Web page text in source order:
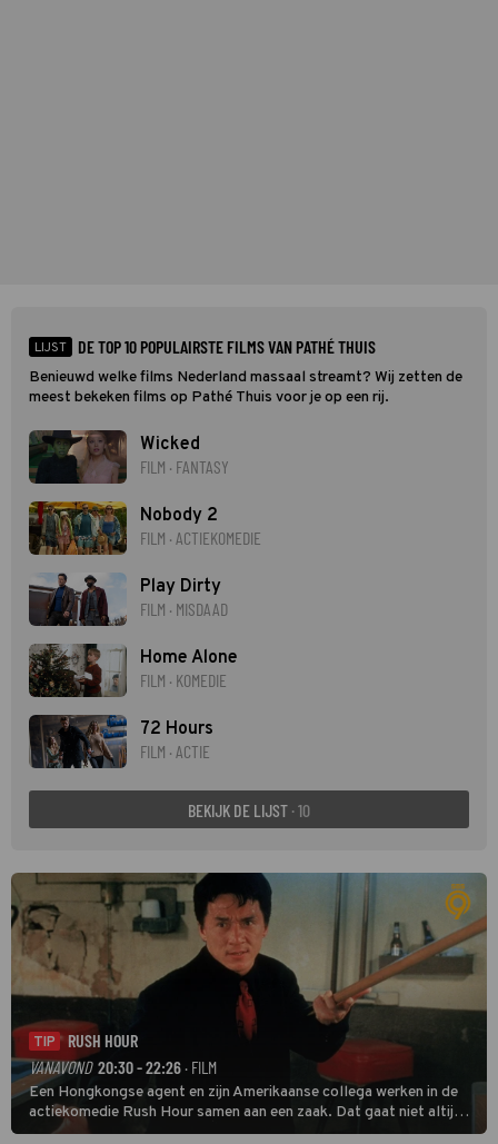
LIJST DE TOP 10 POPULAIRSTE FILMS VAN PATHÉ THUIS
Benieuwd welke films Nederland massaal streamt? Wij zetten de
meest bekeken films op Pathé Thuis voor je op een rij.
Wicked
FILM · FANTASY
Nobody 2
FILM · ACTIEKOMEDIE
Play Dirty
FILM · MISDAAD
Home Alone
FILM · KOMEDIE
72 Hours
FILM · ACTIE
BEKIJK DE LIJST · 10
TIP
RUSH HOUR
VANAVOND 20:30 - 22:26 · FILM
Een Hongkongse agent en zijn Amerikaanse collega werken in de
actiekomedie Rush Hour samen aan een zaak. Dat gaat niet altijd
van een leien dakje.